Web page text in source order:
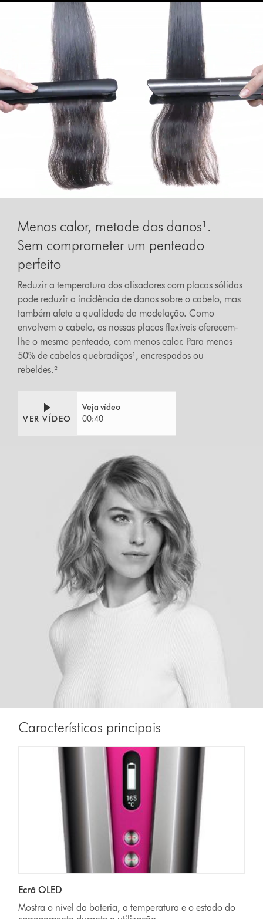
Menos calor, metade dos danos¹.
Sem comprometer um penteado
perfeito
Reduzir a temperatura dos alisadores com placas sólidas
pode reduzir a incidência de danos sobre o cabelo, mas
também afeta a qualidade da modelação. Como
envolvem o cabelo, as nossas placas flexíveis oferecem-
lhe o mesmo penteado, com menos calor. Para menos
50% de cabelos quebradiços¹, encrespados ou
rebeldes.²
VER VÍDEO
Veja vídeo
00:40
Características principais
Ecrã OLED
Mostra o nível da bateria, a temperatura e o estado do